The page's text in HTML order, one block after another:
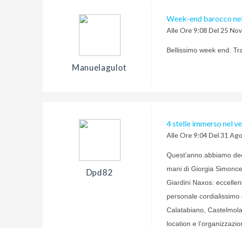
Manuelagulot
Week-end barocco
Alle Ore 9:08 Del 25
Bellissimo week end.
Dpd82
4 stelle immerso nel
Alle Ore 9:04 Del 31
Quest’anno abbiamo
mani di Giorgia
Giardini Naxos:
personale cordialissimo
Calatabiano,
location e